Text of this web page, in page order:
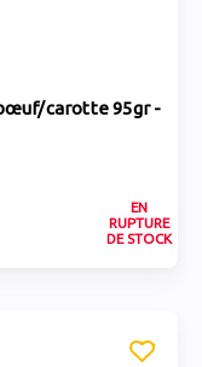
carotte 95gr -
EN
RUPTURE
DE STOCK